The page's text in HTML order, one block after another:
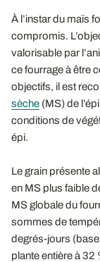
À l’instar du maïs
compromis.
valorisable par
ce fourrage à être
objectifs, il est
sèche (MS) de
conditions de
épi.
Le grain présente
en MS plus faible
MS globale du
sommes de
degrés-jours
plante entière à 32